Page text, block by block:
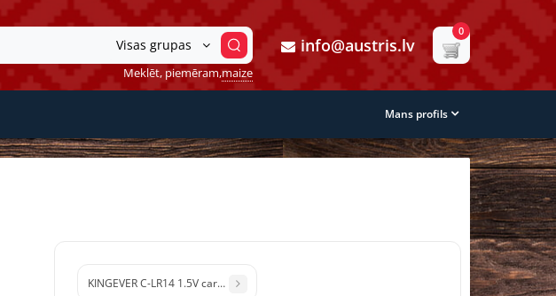
info@austris.lv
Visas grupas
Meklēt, piemēram,maize
0
Mans profils
KINGEVER C-LR14 1.5V carbon baterijas 2gb Ķīna (1/6)